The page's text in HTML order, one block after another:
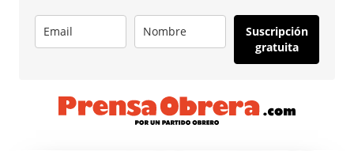
Suscripción
gratuita